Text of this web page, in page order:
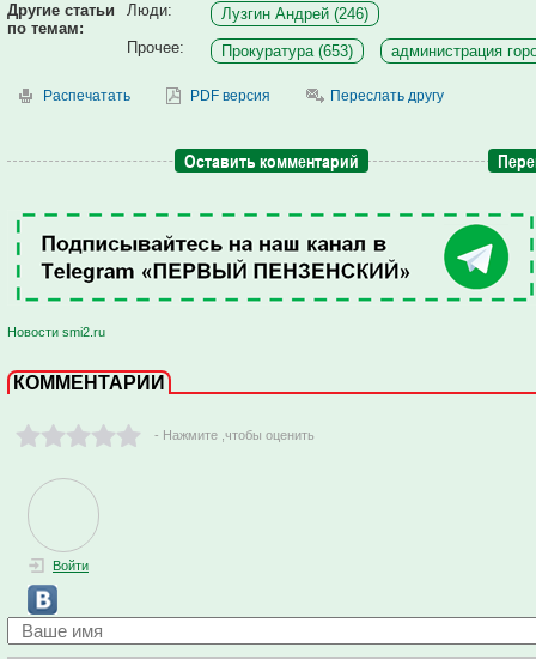
Другие статьи
по темам:
Люди:
Лузгин Андрей (246)
Прочее:
Прокуратура (653) администрация
Распечатать PDF версия Переслать другу
Оставить комментарий
Новости smi2.ru
КОММЕНТАРИИ
- Нажмите ,чтобы оценить
Войти